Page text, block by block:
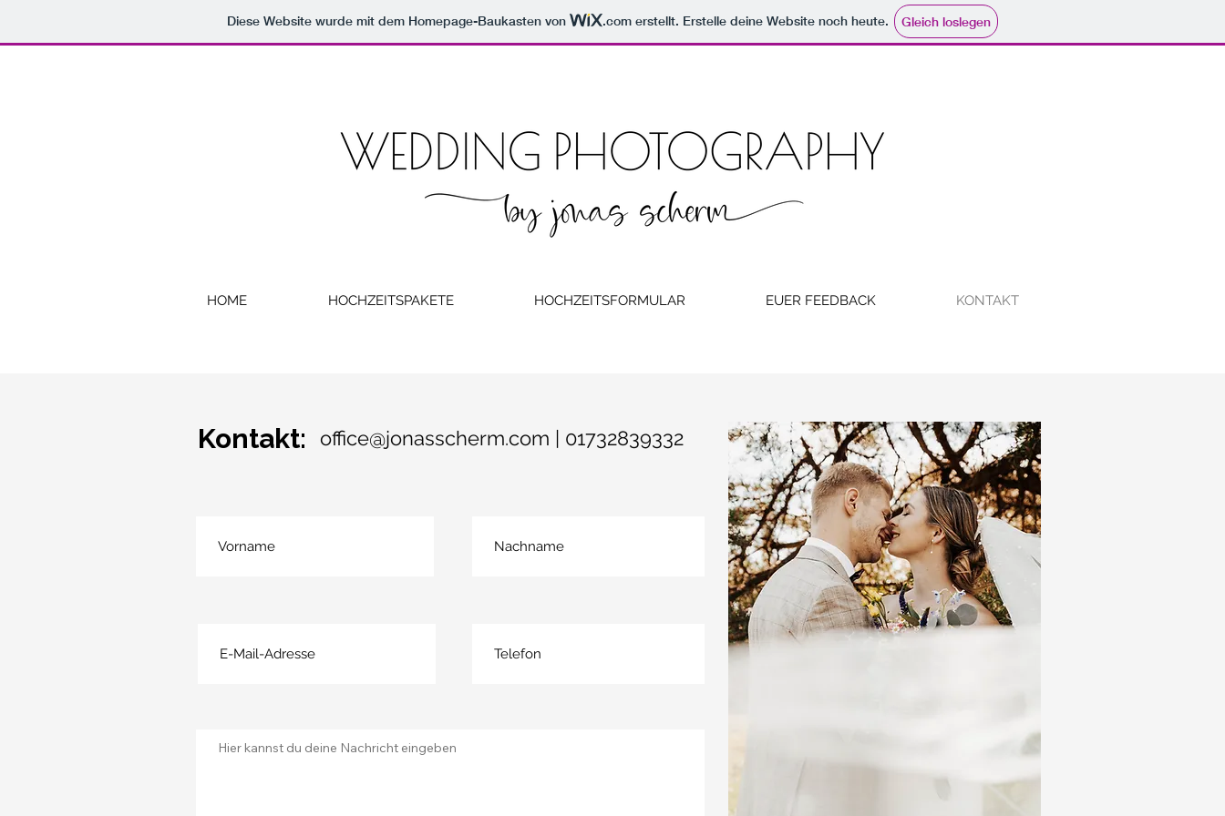
Diese Website wurde mit dem Homepage-Baukasten von .com erstellt. Erstelle deine Website noch heute. Gleich loslegen
HOME HOCHZEITSPAKETE HOCHZEITSFORMULAR EUER FEEDBACK KONTAKT
Kontakt: office@jonasscherm.com | 01732839332